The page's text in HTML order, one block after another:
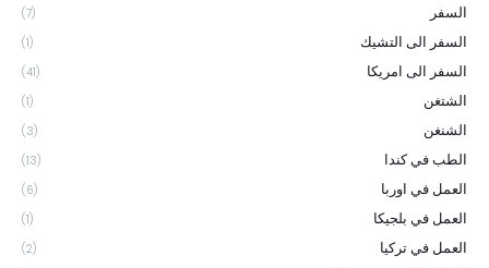
السفر (7)
السفر الى التشيك (1)
السفر الى امريكا (41)
الشتغن (1)
الشنغن (3)
الطب في كندا (13)
العمل في اوربا (6)
العمل في بلجيكا (1)
العمل في تركيا (2)